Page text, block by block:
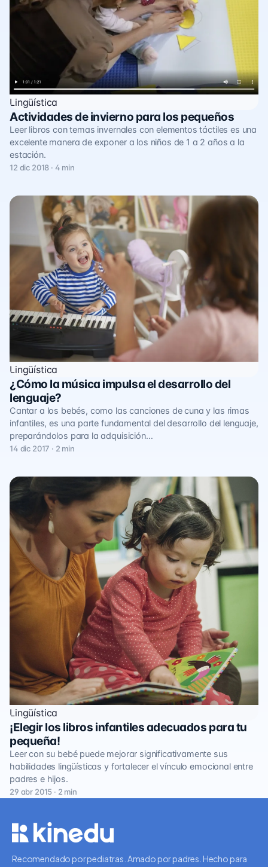
Lingüística
Actividades de invierno para los pequeños
Leer libros con temas invernales con elementos táctiles es una
excelente manera de exponer a los niños de 1 a 2 años a la
estación.
12 dic 2018 · 4 min
Lingüística
¿Cómo la música impulsa el desarrollo del
lenguaje?
Cantar a los bebés, como las canciones de cuna y las rimas
infantiles, es una parte fundamental del desarrollo del lenguaje,
preparándolos para la adquisición…
14 dic 2017 · 2 min
Lingüística
¡Elegir los libros infantiles adecuados para tu
pequeña!
Leer con su bebé puede mejorar significativamente sus
habilidades lingüísticas y fortalecer el vínculo emocional entre
padres e hijos.
29 abr 2015 · 2 min
Recomendado por pediatras. Amado por padres. Hecho para